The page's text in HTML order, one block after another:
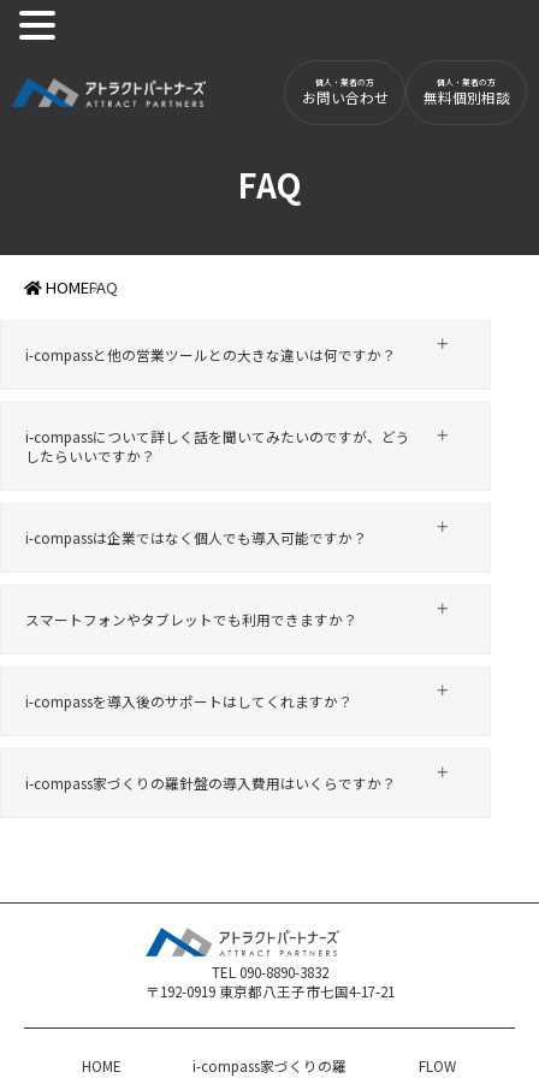
お問い合わせ 無料個別相談
FAQ
HOMEFAQ
i-compassと他の営業ツールとの大きな違いは何ですか？
i-compassについて詳しく話を聞いてみたいのですが、どう
したらいいですか？
i-compassは企業ではなく個人でも導入可能ですか？
スマートフォンやタブレットでも利用できますか？
i-compassを導入後のサポートはしてくれますか？
i-compass家づくりの羅針盤の導入費用はいくらですか？
TEL 090-8890-3832
〒192-0919 東京都八王子市七国4-17-21
HOME
i-compass家づくりの羅
FLOW